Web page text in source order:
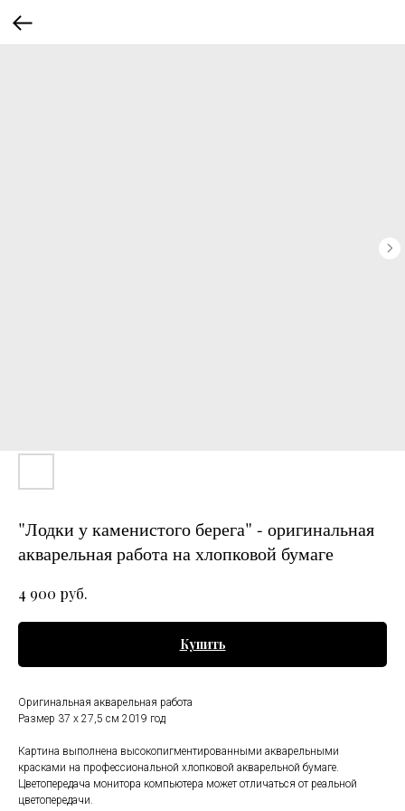
"Лодки у каменистого берега" - оригинальная
акварельная работа на хлопковой бумаге
4 900 руб.
Купить
Оригинальная акварельная работа
Размер 37 x 27,5 см 2019 год
Картина выполнена высокопигментированными акварельными
красками на профессиональной хлопковой акварельной бумаге.
Цветопередача монитора компьютера может отличаться от реальной
цветопередачи.